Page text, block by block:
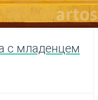
с младенцем